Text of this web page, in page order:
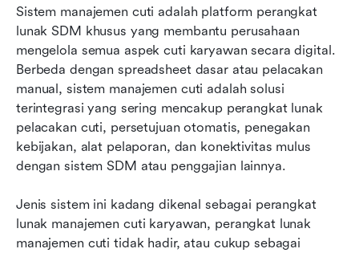
Sistem manajemen cuti adalah platform perangkat
lunak SDM khusus yang membantu perusahaan
mengelola semua aspek cuti karyawan secara digital.
Berbeda dengan spreadsheet dasar atau pelacakan
manual, sistem manajemen cuti adalah solusi
terintegrasi yang sering mencakup perangkat lunak
pelacakan cuti, persetujuan otomatis, penegakan
kebijakan, alat pelaporan, dan konektivitas mulus
dengan sistem SDM atau penggajian lainnya.
Jenis sistem ini kadang dikenal sebagai perangkat
lunak manajemen cuti karyawan, perangkat lunak
manajemen cuti tidak hadir, atau cukup sebagai